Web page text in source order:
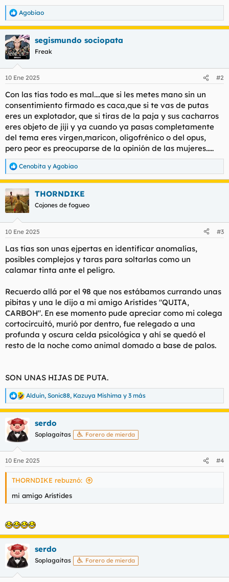
R
e
a
c
c
i
e
:
Agobiao
segismundo sociopata
Freak
10 Ene 2025 #2
Con las tías todo es mal....que si les metes mano sin un
consentimiento firmado es caca,que si te vas de putas
eres un explotador, que si tiras de la paja y sus cacharros
eres objeto de jiji y ya cuando ya pasas completamente
del tema eres virgen,maricon, oligofrénico o del opus,
pero peor es preocuparse de la opinión de las mujeres.....
R
e
a
c
c
i
e
:
Cenobita y Agobiao
THORNDIKE
Cojones de fogueo
10 Ene 2025 #3
Las tías son unas ejpertas en identificar anomalías,
posibles complejos y taras para soltarlas como un
calamar tinta ante el peligro.
Recuerdo allá por el 98 que nos estábamos currando unas
pibitas y una le dijo a mi amigo Arístides "QUITA,
CARBOH". En ese momento pude apreciar como mi colega
cortocircuitó, murió por dentro, fue relegado a una
profunda y oscura celda psicológica y ahí se quedó el
resto de la noche como animal domado a base de palos.
SON UNAS HIJAS DE PUTA.
R
e
a
c
c
i
e
s
Alduin, Sonic88, Kazuya Mishima y 3 más
serdo
Soplagaitas Forero de mierda
10 Ene 2025 #4
THORNDIKE rebuznó:
mi amigo Arístides
serdo
Soplagaitas Forero de mierda